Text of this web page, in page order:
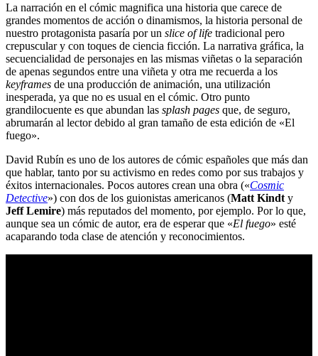
La narración en el cómic magnifica una historia que carece de
grandes momentos de acción o dinamismos, la historia personal de
nuestro protagonista pasaría por un slice of life tradicional pero
crepuscular y con toques de ciencia ficción. La narrativa gráfica, la
secuencialidad de personajes en las mismas viñetas o la separación
de apenas segundos entre una viñeta y otra me recuerda a los
keyframes de una producción de animación, una utilización
inesperada, ya que no es usual en el cómic. Otro punto
grandilocuente es que abundan las splash pages que, de seguro,
abrumarán al lector debido al gran tamaño de esta edición de «El
fuego».
David Rubín es uno de los autores de cómic españoles que más dan
que hablar, tanto por su activismo en redes como por sus trabajos y
éxitos internacionales. Pocos autores crean una obra («Cosmic
Detective») con dos de los guionistas americanos (Matt Kindt y
Jeff Lemire) más reputados del momento, por ejemplo. Por lo que,
aunque sea un cómic de autor, era de esperar que «El fuego» esté
acaparando toda clase de atención y reconocimientos.